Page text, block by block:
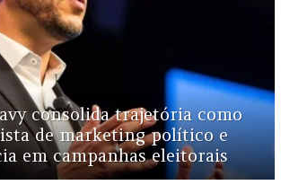
consolida trajetória como
de marketing político e
em campanhas eleitorais